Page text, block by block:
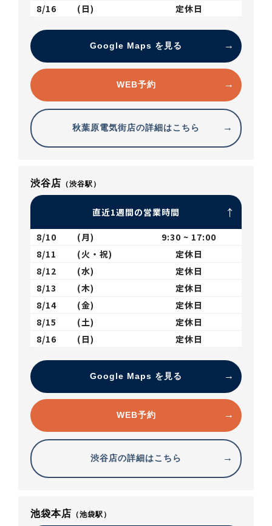
8/16
(日) 定休日
Google Maps を見る
WEB予約
秋葉原電気街店の詳細はこちら
渋谷店 （渋谷駅）
直近1週間の営業時間
8/10 (月)
9:30 ~ 17:00
8/11
(火・祝)
定休日
8/12
(水)
定休日
8/13
(木)
定休日
8/14
(金)
定休日
8/15
(土)
定休日
8/16
(日) 定休日
Google Maps を見る
WEB予約
渋谷店の詳細はこちら
池袋本店 （池袋駅）